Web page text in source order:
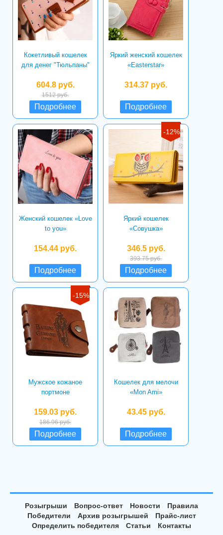
Кокетливый кошелек
для денег "Тюльпаны"
604.8 руб.
1512 руб.
Подробнее
Яркий женский кошелек
«Easterstar»
314.37 руб.
Подробнее
Женский кошелек «Love
to you»
154.44 руб.
Подробнее
-12%
Яркий кошелек
«Совушка»
346.5 руб.
393.75 руб.
Подробнее
-15%
Мужское кожаное
портмоне
159.03 руб.
186.96 руб.
Подробнее
Кошелек для мелочи
«Mon Ami»
43.45 руб.
Подробнее
Розыгрыши Вопрос-ответ Новости
Правила
Победители
Архив розыгрышей
Прайс-лист
Определить победителя
Статьи Контакты